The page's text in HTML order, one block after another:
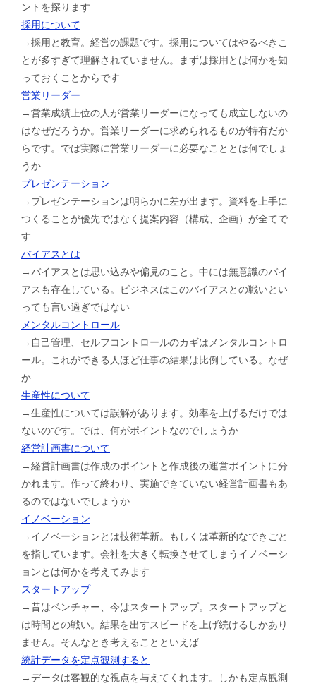
ントを探ります
採用について
→採用と教育。経営の課題です。採用についてはやるべきこ
とが多すぎて理解されていません。まずは採用とは何かを知
っておくことからです
営業リーダー
→営業成績上位の人が営業リーダーになっても成立しないの
はなぜだろうか。営業リーダーに求められるものが特有だか
らです。では実際に営業リーダーに必要なこととは何でしょ
うか
プレゼンテーション
→プレゼンテーションは明らかに差が出ます。資料を上手に
つくることが優先ではなく提案内容（構成、企画）が全てで
す
バイアスとは
→バイアスとは思い込みや偏見のこと。中には無意識のバイ
アスも存在している。ビジネスはこのバイアスとの戦いとい
っても言い過ぎではない
メンタルコントロール
→自己管理、セルフコントロールのカギはメンタルコントロ
ール。これができる人ほど仕事の結果は比例している。なぜ
か
生産性について
→生産性については誤解があります。効率を上げるだけでは
ないのです。では、何がポイントなのでしょうか
経営計画書について
→経営計画書は作成のポイントと作成後の運営ポイントに分
かれます。作って終わり、実施できていない経営計画書もあ
るのではないでしょうか
イノベーション
→イノベーションとは技術革新。もしくは革新的なできごと
を指しています。会社を大きく転換させてしまうイノベーシ
ョンとは何かを考えてみます
スタートアップ
→昔はベンチャー、今はスタートアップ。スタートアップと
は時間との戦い。結果を出すスピードを上げ続けるしかあり
ません。そんなとき考えることといえば
統計データを定点観測すると
→データは客観的な視点を与えてくれます。しかも定点観測